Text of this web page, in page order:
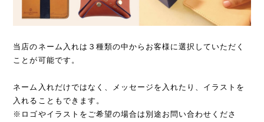
当店のネーム入れは３種類の中からお客様に選択していただく
ことが可能です。
ネーム入れだけではなく、メッセージを入れたり、イラストを
入れることもできます。
※ロゴやイラストをご希望の場合は別途お問い合わせくださ